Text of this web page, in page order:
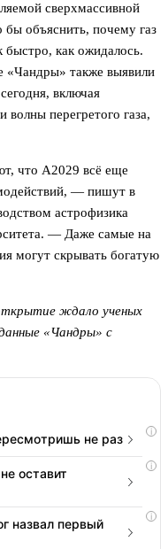
сверхмассивной
объяснить, почему газ
быстро, как ожидалось.
«Чандры» также выявили
включая
волны перегретого газа,
что A2029 всё еще
— пишут в
астрофизика
— Даже самые на
могут скрывать богатую
ждало ученых
«Чандры» с
i
не раз
i
оставит
i
назвал первый